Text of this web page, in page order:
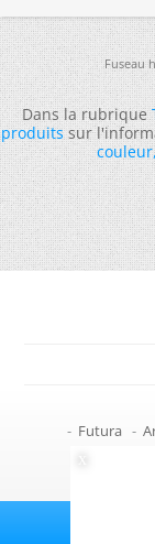
Fuseau
Dans la rubrique
produitssur
couleur
- Futura -